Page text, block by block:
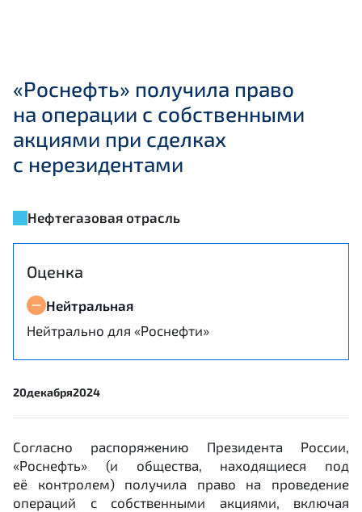
«Роснефть» получила право
на операции с собственными
акциями при сделках
с нерезидентами
Нефтегазовая отрасль
Оценка
Нейтральная
Нейтрально для «Роснефти»
20декабря2024
Согласно распоряжению Президента России,
«Роснефть» (и общества, находящиеся под
её контролем) получила право на проведение
операций с собственными акциями, включая